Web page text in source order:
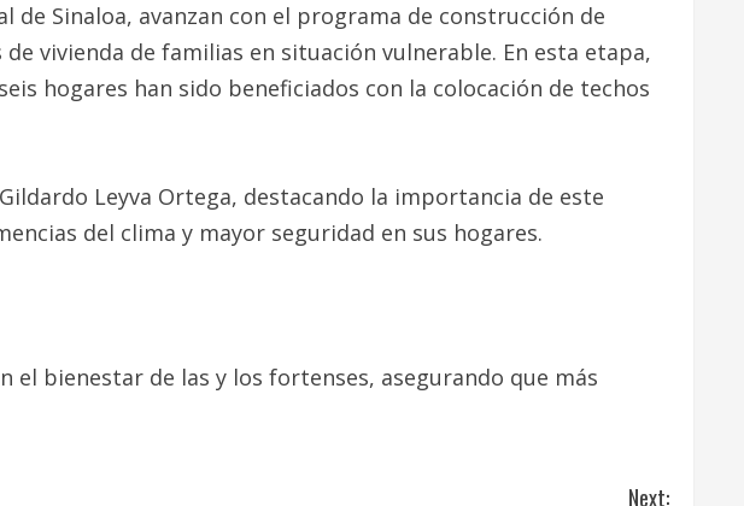
de Sinaloa, avanzan con el programa de construcción de
vivienda de familias en situación vulnerable. En esta etapa,
hogares han sido beneficiados con la colocación de techos
Leyva Ortega, destacando la importancia de este
del clima y mayor seguridad en sus hogares.
bienestar de las y los fortenses, asegurando que más
Next: